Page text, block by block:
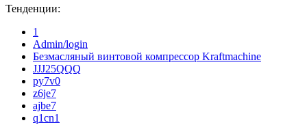
Тенденции:
1
Admin/login
Безмасляный винтовой компрессор Kraftmaсhine
JJJ25QQQ
py7v0
z6je7
ajbe7
q1cn1